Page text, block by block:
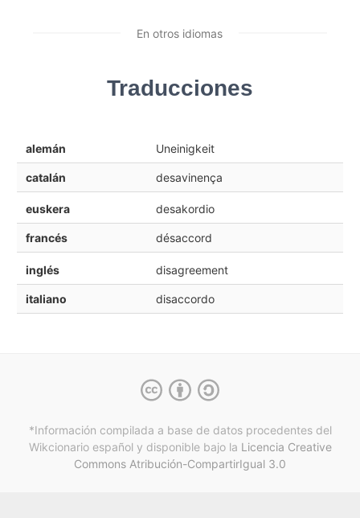
En otros idiomas
Traducciones
alemán Uneinigkeit
catalán desavinença
euskera desakordio
francés désaccord
inglés disagreement
italiano disaccordo
*Información compilada a base de datos procedentes del
Wikcionario español y disponible bajo la Licencia Creative
Commons Atribución-CompartirIgual 3.0